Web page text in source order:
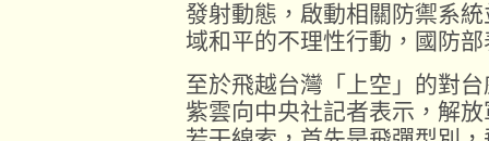
發射動態，啟動相關防禦系
域和平的不理性行動，國防
至於飛越台灣「上空」的對
紫雲向中央社記者表示，解